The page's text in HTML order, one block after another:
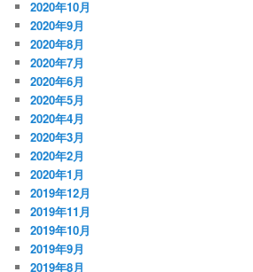
2020年10月
2020年9月
2020年8月
2020年7月
2020年6月
2020年5月
2020年4月
2020年3月
2020年2月
2020年1月
2019年12月
2019年11月
2019年10月
2019年9月
2019年8月